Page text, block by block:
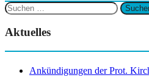
Suchen
nach:
Aktuelles
Ankündigungen der Prot.